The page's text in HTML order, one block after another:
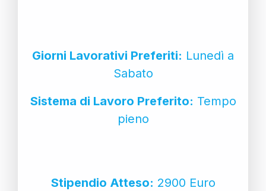
Giorni Lavorativi Preferiti: Lunedì a
Sabato
Sistema di Lavoro Preferito: Tempo
pieno
Stipendio Atteso: 2900 Euro